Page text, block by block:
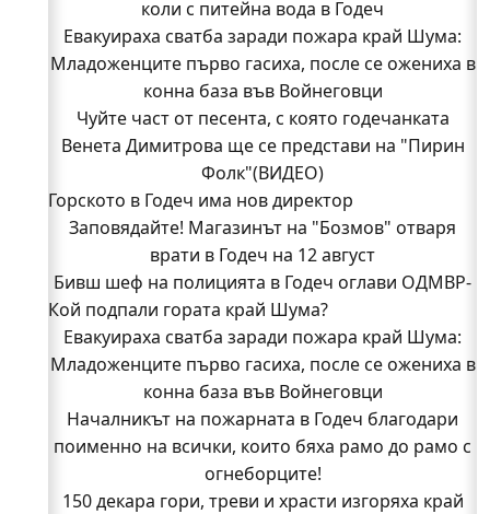
коли с питейна вода в Годеч
Евакуираха сватба заради пожара край Шума:
Младоженците първо гасиха, после се ожениха в
конна база във Войнеговци
Чуйте част от песента, с която годечанката
Венета Димитрова ще се представи на "Пирин
Фолк"(ВИДЕО)
Горското в Годеч има нов директор
Заповядайте! Магазинът на "Бозмов" отваря
врати в Годеч на 12 август
Бивш шеф на полицията в Годеч оглави ОДМВР-
Видин
Кой подпали гората край Шума?
Младежи от Люлин и Део сред първите
доброволци на пожара край Шума (СНИМКИ)
Началникът на пожарната в Годеч благодари
поименно на всички, които бяха рамо до рамо с
огнеборците!
150 декара гори, треви и храсти изгоряха край
Кой подпали гората край Шума?
Евакуираха сватба заради пожара край Шума:
Младоженците първо гасиха, после се ожениха в
конна база във Войнеговци
Началникът на пожарната в Годеч благодари
поименно на всички, които бяха рамо до рамо с
огнеборците!
150 декара гори, треви и храсти изгоряха край